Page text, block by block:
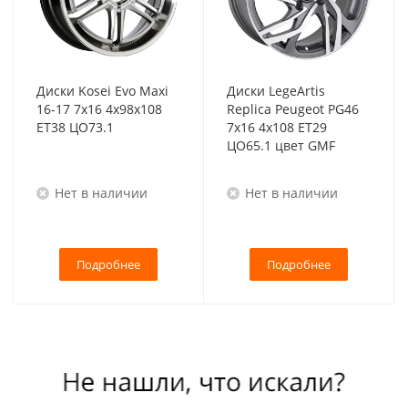
Диски Kosei Evo Maxi
16-17 7x16 4x98x108
ET38 ЦО73.1
Нет в наличии
Подробнее
Диски LegeArtis
Replica Peugeot PG46
7x16 4x108 ET29
ЦО65.1 цвет GMF
Нет в наличии
Подробнее